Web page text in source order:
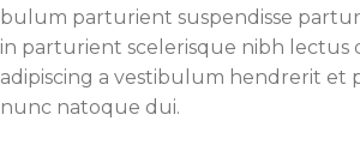
bulum parturient suspendisse
in parturient scelerisque nibh lectus
adipiscing a vestibulum hendrerit et
nunc natoque dui.